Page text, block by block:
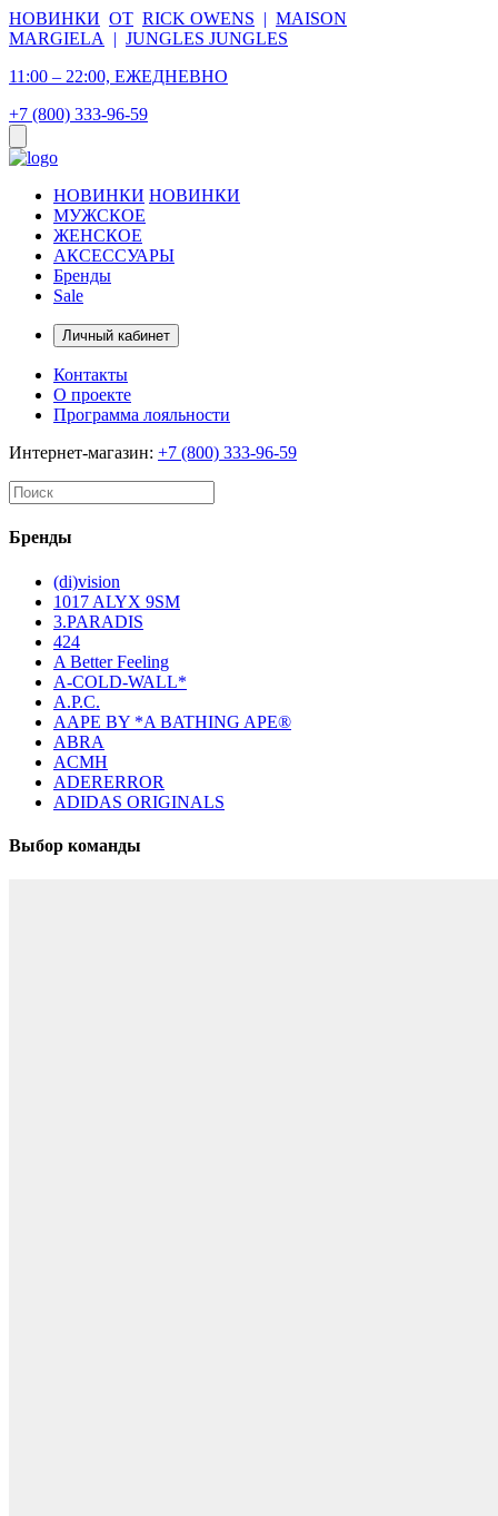
НОВИНКИ ОТ RICK OWENS | MAISON
MARGIELA
| JUNGLES JUNGLES
11:00 – 22:00, ЕЖЕДНЕВНО
+7 (800) 333-96-59
НОВИНКИ НОВИНКИ
МУЖСКОЕ
ЖЕНСКОЕ
АКСЕССУАРЫ
Бренды
Sale
Личный кабинет
Контакты
О проекте
Программа лояльности
Интернет-магазин: +7 (800) 333-96-59
Бренды
(di)vision
1017 ALYX 9SM
3.PARADIS
424
A Better Feeling
A-COLD-WALL*
A.P.C.
AAPE BY *A BATHING APE®
ABRA
ACMH
ADERERROR
ADIDAS ORIGINALS
Выбор команды